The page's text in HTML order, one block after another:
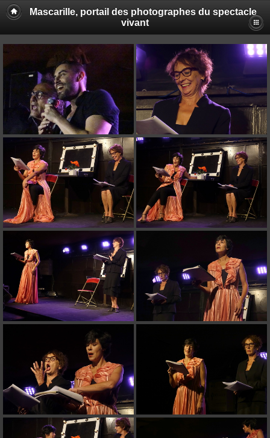
Mascarille, portail des photographes du spectacle
vivant